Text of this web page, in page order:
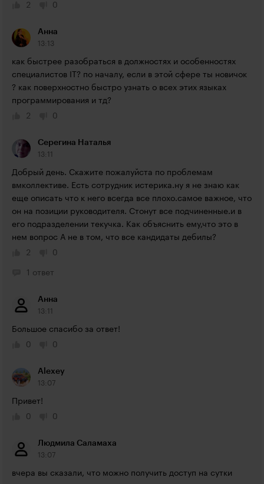
2 0
Анна
13:13
как быстрее разобраться в должностях и особенностях
специалистов IT? по началу, если в этой сфере ты новичок
? как поверхностно быстро узнать о всех этих языках
программирования и тд?
2
0
Серегина Наталья
13:11
Добрый день. Скажите пожалуйста по проблемам
вмколлективе. Есть сотрудник истерика.ну я не знаю как
еще описать что к него всегда все плохо.самое важное, что
он на позиции руководителя. Стонут все подчиненные.и в
его подразделении текучка. Как объяснить ему,что это в
нем вопрос А не в том, что все кандидаты дебилы?
2
0
1 ответ
Анна
13:11
Большое спасибо за ответ!
0
0
Alexey
13:07
Привет!
0
0
Людмила Саламаха
13:07
вчера вы сказали, что можно получить доступ на сутки